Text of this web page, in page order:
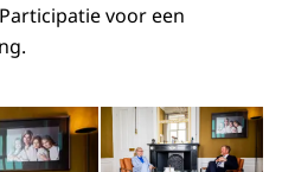
voor een
Open de galerij in vergrote